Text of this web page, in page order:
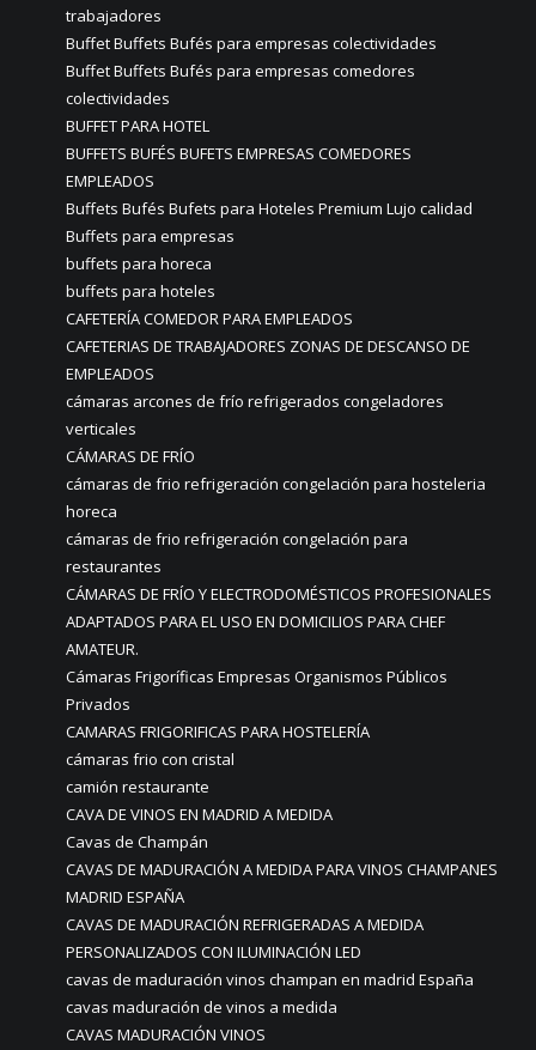
trabajadores
Buffet Buffets Bufés para empresas colectividades
Buffet Buffets Bufés para empresas comedores
colectividades
BUFFET PARA HOTEL
BUFFETS BUFÉS BUFETS EMPRESAS COMEDORES
EMPLEADOS
Buffets Bufés Bufets para Hoteles Premium Lujo calidad
Buffets para empresas
buffets para horeca
buffets para hoteles
CAFETERÍA COMEDOR PARA EMPLEADOS
CAFETERIAS DE TRABAJADORES ZONAS DE DESCANSO DE
EMPLEADOS
cámaras arcones de frío refrigerados congeladores
verticales
CÁMARAS DE FRÍO
cámaras de frio refrigeración congelación para hosteleria
horeca
cámaras de frio refrigeración congelación para
restaurantes
CÁMARAS DE FRÍO Y ELECTRODOMÉSTICOS PROFESIONALES
ADAPTADOS PARA EL USO EN DOMICILIOS PARA CHEF
AMATEUR.
Cámaras Frigoríficas Empresas Organismos Públicos
Privados
CAMARAS FRIGORIFICAS PARA HOSTELERÍA
cámaras frio con cristal
camión restaurante
CAVA DE VINOS EN MADRID A MEDIDA
Cavas de Champán
CAVAS DE MADURACIÓN A MEDIDA PARA VINOS CHAMPANES
MADRID ESPAÑA
CAVAS DE MADURACIÓN REFRIGERADAS A MEDIDA
PERSONALIZADOS CON ILUMINACIÓN LED
cavas de maduración vinos champan en madrid España
cavas maduración de vinos a medida
CAVAS MADURACIÓN VINOS